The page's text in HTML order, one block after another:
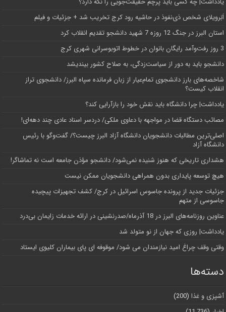
اَبَر‌ویلای شخص ذی‌نفوذ در حاشیه‌ رود کرج تخریب شد + جزئیات و فیلم
استان البرز در جنگ 12 روزه 7 شهید دانشجو تقدیم انقلاب کرد
3 روز رفت‌وآمد رایگان بانوان در خطوط اتوبوسرانی شهری کرج
دانشجو باید به دور از سیاست‌زدگی، به صلاح کشور بیندیشد
شاخصه‌های بارز دانشجوی تمام‌عیار از زبان فرمانده سپاه البرز/ دانشجوی تراز
انقلاب کیست؟
یادداشت| چرا دانشگاه باید نقش خود را بازآرایی کند؟
مصائب دستگاه قضا در مواجهه با دعاوی ملکی/ دردسر اسناد عادی چند‌ دهه‌ای!
اصلی‌ترین مطالبات دانشجویان دانشگاه آزاد البرز چیست؟/ گفت‌وگو با رئیس
دانشگاه آز‌اد
هشداری تاریخی که هنوز شنیده نمی‌شود/ دانشجو مؤذن جامعه است نه تماشاگر!
هیچ توسعه پایداری بدون همراهی دانشجویان ممکن نیست
جزئیات جدید از پرونده جاسوس اسرائیل در کرج/‌ کشف تجهیزات پیچیده
جاسوسی از متهم
عناوین روزنامه‌های البرز در ‌18 آذرماه/صدرنشینی در ارائه خدمات زایمان بی‌درد
یادداشت| روزی که جهان از نو متولد شد
وقتی وقف چراغ امید نیازمندان می شود/ موقوفه ای پای بیماران کلیوی ایستاد
دسته‌ها
آشپزی و غذا (200)